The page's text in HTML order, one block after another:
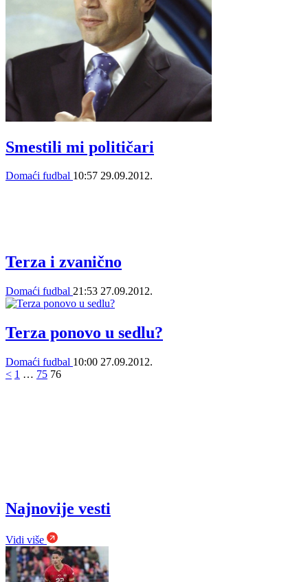
Smestili mi političari
Domaći fudbal 10:57 29.09.2012.
Terza i zvanično
Domaći fudbal 21:53 27.09.2012.
Terza ponovo u sedlu?
Domaći fudbal 10:00 27.09.2012.
< 1 … 75 76
Najnovije vesti
Vidi više